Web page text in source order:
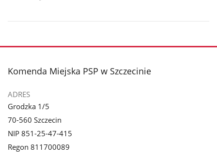
stopka
Komenda Miejska PSP w Szczecinie
ADRES
Grodzka 1/5
70-560 Szczecin
NIP 851-25-47-415
Regon 811700089